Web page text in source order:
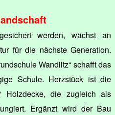
werden, wächst an
für die nächste Generation.
Wandlitz“ schafft das
Schule. Herzstück ist die
Holzdecke, die zugleich als
Ergänzt wird der Bau